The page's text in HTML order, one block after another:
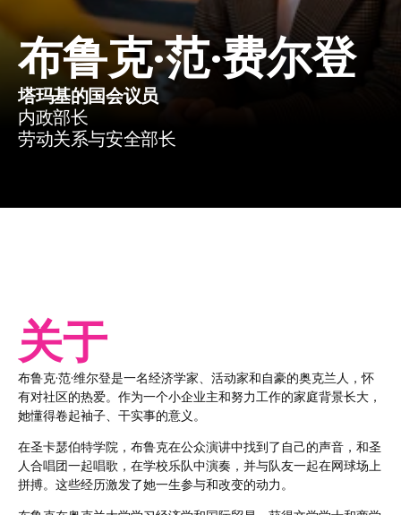
布鲁克·范·费尔登
塔玛基的国会议员
内政部长
劳动关系与安全部长
关于
布鲁克·范·维尔登是一名经济学家、活动家和自豪的奥克兰人，怀
有对社区的热爱。作为一个小企业主和努力工作的家庭背景长大，
她懂得卷起袖子、干实事的意义。
在圣卡瑟伯特学院，布鲁克在公众演讲中找到了自己的声音，和圣
人合唱团一起唱歌，在学校乐队中演奏，并与队友一起在网球场上
拼搏。这些经历激发了她一生参与和改变的动力。